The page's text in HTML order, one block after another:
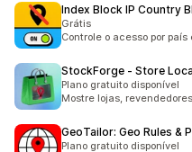
Index Block IP Country
Grátis
Controle o acesso por
StockForge ‑ Store
Plano gratuito disponível
Mostre lojas,
GeoTailor: Geo Rules &
Plano gratuito disponível